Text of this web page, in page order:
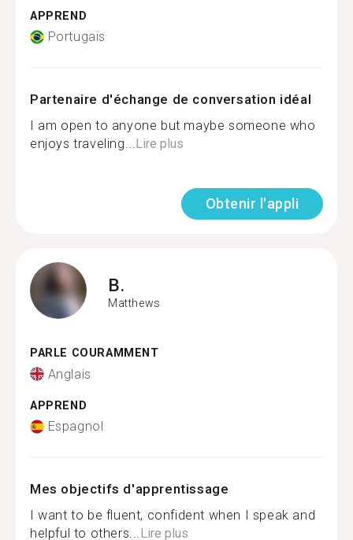
APPREND
Portugais
Partenaire d'échange de conversation idéal
I am open to anyone but maybe someone who
enjoys traveling...Lire plus
Obtenir l'appli
B.
Matthews
PARLE COURAMMENT
Anglais
APPREND
Espagnol
Mes objectifs d'apprentissage
I want to be fluent, confident when I speak and
helpful to others...Lire plus